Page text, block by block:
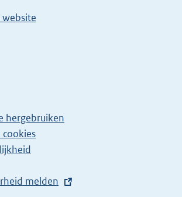
website
hergebruiken
cookies
melden